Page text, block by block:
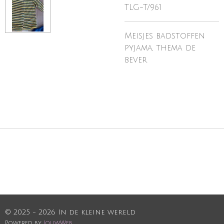
TLG-T/961
Meisjes badstoffen
pyjama, thema de
bever
© 2025 - 2026 In de kleine wereld